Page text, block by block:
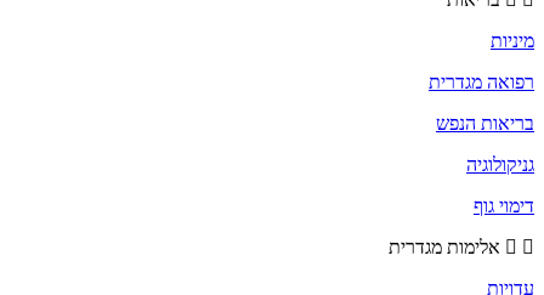
מיניות
רפואה מגדרית
בריאות הנפש
גניקולוגיה
דימוי גוף
אלימות מגדרית
עדויות